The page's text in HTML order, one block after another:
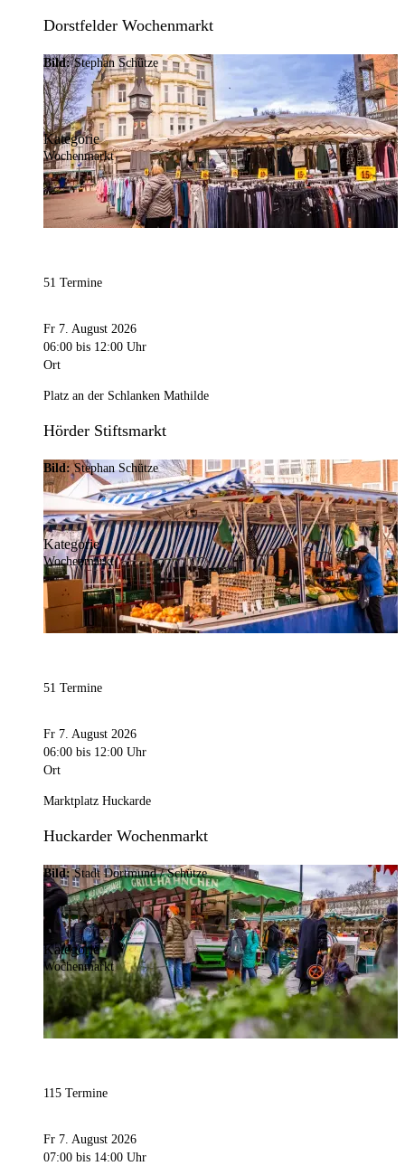
Dorstfelder Wochenmarkt
Bild:Stephan Schütze
Kategorie
Wochenmarkt
51 Termine
Fr 7. August 2026
06:00 bis 12:00 Uhr
Ort
Platz an der Schlanken Mathilde
Hörder Stiftsmarkt
Bild:Stephan Schütze
Kategorie
Wochenmarkt
51 Termine
Fr 7. August 2026
06:00 bis 12:00 Uhr
Ort
Marktplatz Huckarde
Huckarder Wochenmarkt
Bild:Stadt Dortmund / Schütze
Kategorie
Wochenmarkt
115 Termine
Fr 7. August 2026
07:00 bis 14:00 Uhr